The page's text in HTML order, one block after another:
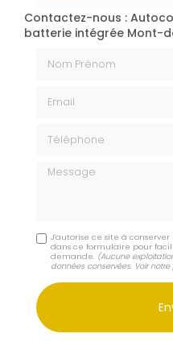
Contactez-nous :
batterie intégrée Mont-
Message
J'autorise ce site à
dans ce formulaire pour
demande. (Aucune
données conservées. Voir notre